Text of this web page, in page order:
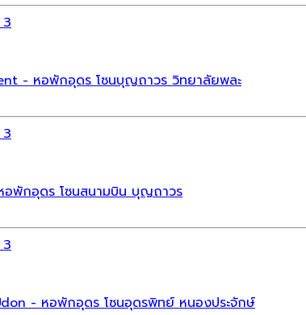
3
- หอพักอุดร โซนบุญถาวร วิทยาลัยพละ
3
พักอุดร โซนสนามบิน บุญถาวร
3
- หอพักอุดร โซนอุดรพิทย์ หนองประจักษ์